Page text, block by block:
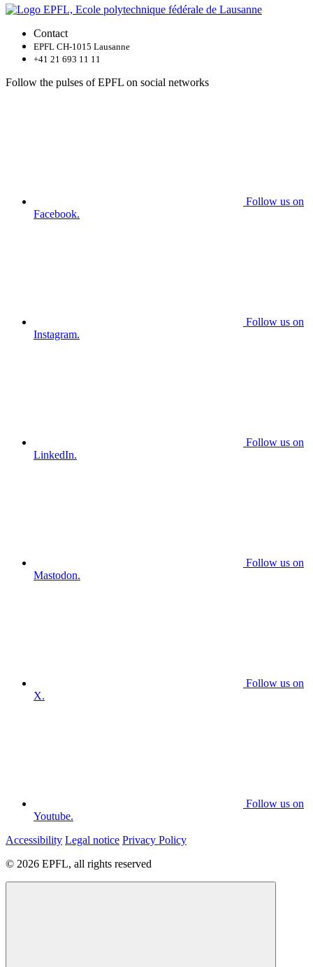
Contact
EPFL CH-1015 Lausanne
+41 21 693 11 11
Follow the pulses of EPFL on social networks
Follow us on
Facebook.
Follow us on
Instagram.
Follow us on
LinkedIn.
Follow us on
Mastodon.
Follow us on
X.
Follow us on
Youtube.
Accessibility Legal notice Privacy Policy
© 2026 EPFL, all rights reserved